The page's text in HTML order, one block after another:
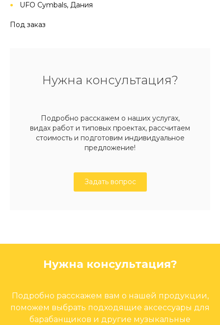
UFO Cymbals, Дания
Под заказ
Нужна консультация?
Подробно расскажем о наших услугах,
видах работ и типовых проектах, рассчитаем
стоимость и подготовим индивидуальное
предложение!
Задать вопрос
Нужна консультация?
Подробно расскажем вам о нашей продукции,
поможем выбрать подходящие аксессуары для
барабанщиков и другие музыкальные